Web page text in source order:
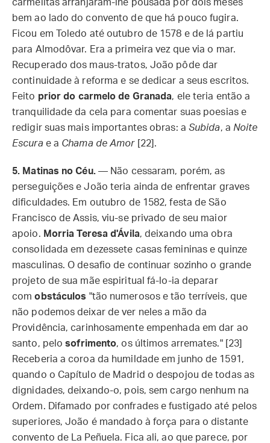
carmelitas arranjaram-lhe pousada por dois meses
bem ao lado do convento de que há pouco fugira.
Ficou em Toledo até outubro de 1578 e de lá partiu
para Almodôvar. Era a primeira vez que via o mar.
Recuperado dos maus-tratos, João pôde dar
continuidade à reforma e se dedicar a seus escritos.
Feito prior do carmelo de Granada, ele teria então a
tranquilidade da cela para comentar suas poesias e
redigir suas mais importantes obras: a Subida, a Noite
Escurae a Chama de Amor[22].
5. Matinas no Céu.— Não cessaram, porém, as
perseguições e João teria ainda de enfrentar graves
dificuldades. Em outubro de 1582, festa de São
Francisco de Assis, viu-se privado de seu maior
apoio. Morria Teresa d'Ávila, deixando uma obra
consolidada em dezessete casas femininas e quinze
masculinas. O desafio de continuar sozinho o grande
projeto de sua mãe espiritual fá-lo-ia deparar
comobstáculos "tão numerosos e tão terríveis, que
não podemos deixar de ver neles a mão da
Providência, carinhosamente empenhada em dar ao
santo, pelosofrimento, os últimos arremates." [23]
Receberia a coroa da humildade em junho de 1591,
quando o Capítulo de Madrid o despojou de todas as
dignidades, deixando-o, pois, sem cargo nenhum na
Ordem. Difamado por confrades e fustigado até pelos
superiores, João é mandado à força para o distante
convento de La Peñuela. Fica ali, ao que parece, por